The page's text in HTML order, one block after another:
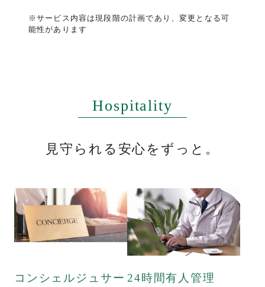
※サービス内容は現段階の計画であり、変更となる可
能性があります
Hospitality
見守られる安心をずっと。
コンシェルジュサー 24時間有人管理